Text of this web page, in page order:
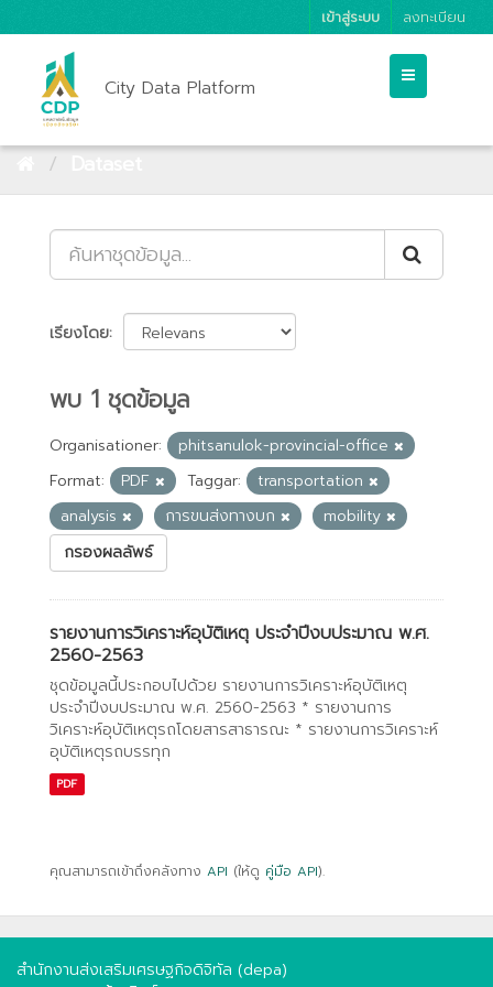
เข้าสู่ระบบ ลงทะเบียน
City Data Platform
เรียงโดย
พบ 1 ชุดข้อมูล
Organisationer:
phitsanulok-provincial-office
Format:
PDF Taggar:
transportation
analysis
การขนส่งทางบก
mobility
กรองผลลัพธ์
รายงานการวิเคราะห์อุบัติเหตุ ประจำปีงบประมาณ พ.ศ.
2560-2563
ชุดข้อมูลนี้ประกอบไปด้วย รายงานการวิเคราะห์อุบัติเหตุ
ประจำปีงบประมาณ พ.ศ. 2560-2563 * รายงานการ
วิเคราะห์อุบัติเหตุรถโดยสารสาธารณะ * รายงานการวิเคราะห์
อุบัติเหตุรถบรรทุก
PDF
คุณสามารถเข้าถึงคลังทาง API (ให้ดู คู่มือ API).
สำนักงานส่งเสริมเศรษฐกิจดิจิทัล (depa)